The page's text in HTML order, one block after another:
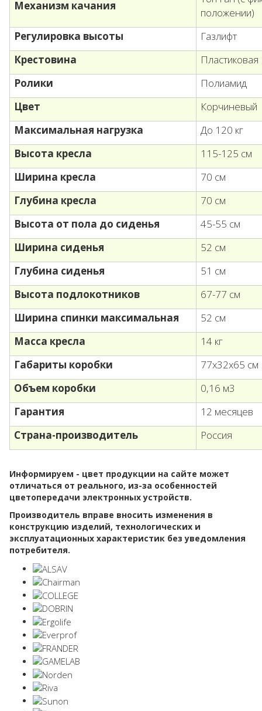
Механизм качания
положении)
Регулировка высоты
Газлифт
Крестовина
Пластиковая
Ролики
Полиамид
Цвет
Корчиневый
Максимальная нагрузка
До 120 кг
Высота кресла
115-125 см
Ширина кресла
70 см
Глубина кресла
70 см
Высота от пола до сиденья
45-55 см
Ширина сиденья
52 см
Глубина сиденья
51 см
Высота подлокотников
67-77 см
Ширина спинки максимальная
52 см
Масса кресла
14 кг
Габариты коробки
77х32х65 см
Объем коробки
0,16 м3
Гарантия
12 месяцев
Страна-производитель
Россия
Информируем - цвет продукции на сайте может
отличаться от реального, из-за особенностей
цветопередачи электронных устройств.
Производитель вправе вносить изменения в
конструкцию изделий, технологических и
эксплуатационных характеристик без уведомления
потребителя.